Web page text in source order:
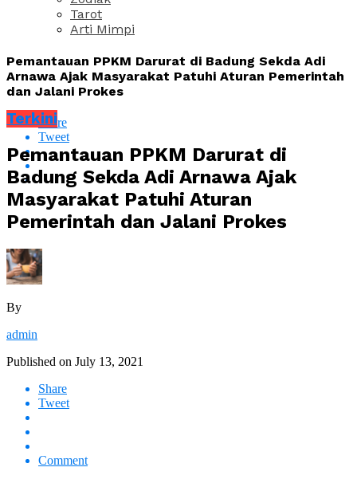
Tarot
Arti Mimpi
Pemantauan PPKM Darurat di Badung Sekda Adi
Arnawa Ajak Masyarakat Patuhi Aturan Pemerintah
dan Jalani Prokes
Share
Tweet
Terkini
Pemantauan PPKM Darurat di
Badung Sekda Adi Arnawa Ajak
Masyarakat Patuhi Aturan
Pemerintah dan Jalani Prokes
By
admin
Published on July 13, 2021
Share
Tweet
Comment